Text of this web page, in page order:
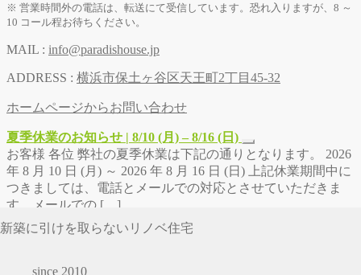
新築に引けを取らないリノベ住宅
since 2010
※ 営業時間外の電話は、転送にて受信しています。恐れ入りますが、8 ～
10 コール程お待ちください。
MAIL : info@paradishouse.jp
ADDRESS : 横浜市保土ヶ谷区天王町2丁目45-32
ホームページからお問い合わせ
夏季休業のお知らせ | 8/10 (月) – 8/16 (日)
お客様 各位 弊社の夏季休業は下記の通りとなります。 2026
年 8 月 10 日 (月) ～ 2026 年 8 月 16 日 (日) 上記休業期間中に
つきましては、電話とメールでの対応とさせていただきま
す。メールでの […]